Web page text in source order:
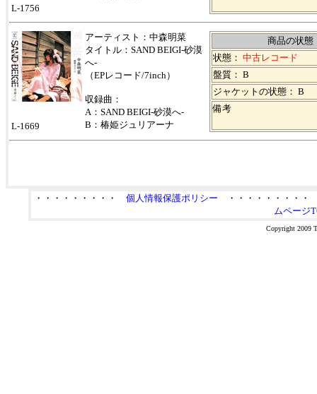
L-1756
アーティスト：中森明菜
タイトル：SAND BEIGI-砂漠
へ-
（EPレコード/7inch）
収録曲：
A：SAND BEIGI-砂漠へ-
B：椿姫ジュリアーナ
商品の状態
状態： 中古レコード
盤質： B
ジャケットの状態： B
備考
L-1669
・・・・・・・・・ 個人情報保護ポリシー ・・・・・・・・
ムページ
Copyright 2009